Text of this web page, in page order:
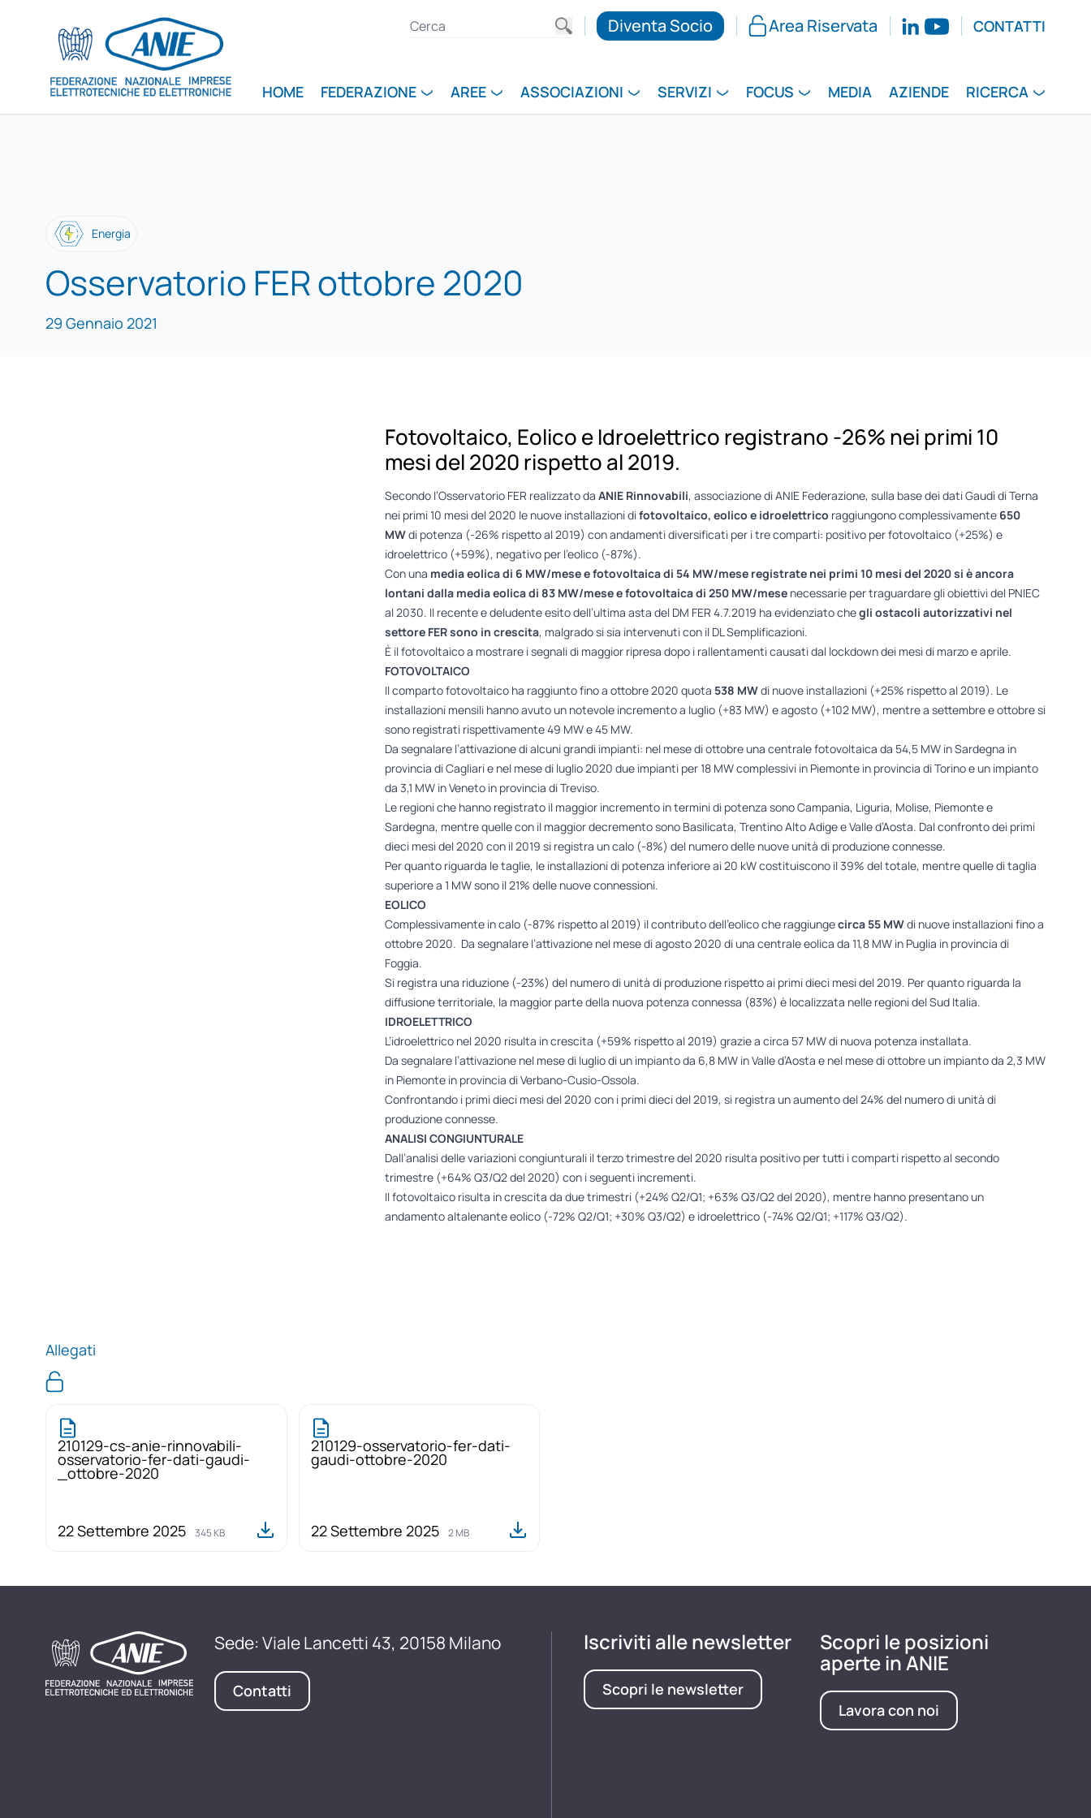
Diventa Socio Area Riservata CONTATTI
HOME FEDERAZIONE AREE ASSOCIAZIONI SERVIZI FOCUS MEDIA AZIENDE RICERCA
Energia
Osservatorio FER ottobre 2020
29 Gennaio 2021
Fotovoltaico, Eolico e Idroelettrico registrano -26% nei primi 10
mesi del 2020 rispetto al 2019.
Secondo l’Osservatorio FER realizzato da ANIE Rinnovabili, associazione di ANIE Federazione, sulla base dei dati Gaudì di Terna
nei primi 10 mesi del 2020 le nuove installazioni difotovoltaico, eolico e idroelettrico raggiungono complessivamente 650
MWdi potenza (-26% rispetto al 2019) con andamenti diversificati per i tre comparti: positivo per fotovoltaico (+25%) e
idroelettrico (+59%), negativo per l’eolico (-87%).
Con una media eolica di 6 MW/mese e fotovoltaica di 54 MW/mese registrate nei primi 10 mesi del 2020 si è ancora
lontani dalla media eolica di 83 MW/mese e fotovoltaica di 250 MW/mese necessarie per traguardare gli obiettivi del PNIEC
al 2030. Il recente e deludente esito dell’ultima asta del DM FER 4.7.2019 ha evidenziato chegli ostacoli autorizzativi nel
settore FER sono in crescita, malgrado si sia intervenuti con il DL Semplificazioni.
È il fotovoltaico a mostrare i segnali di maggior ripresa dopo i rallentamenti causati dal lockdown dei mesi di marzo e aprile.
FOTOVOLTAICO
Il comparto fotovoltaico ha raggiunto fino a ottobre 2020 quota 538 MWdi nuove installazioni (+25% rispetto al 2019). Le
installazioni mensili hanno avuto un notevole incremento a luglio (+83 MW) e agosto (+102 MW), mentre a settembre e ottobre si
sono registrati rispettivamente 49 MW e 45 MW.
Da segnalare l’attivazione di alcuni grandi impianti: nel mese di ottobre una centrale fotovoltaica da 54,5 MW in Sardegna in
provincia di Cagliari e nel mese di luglio 2020 due impianti per 18 MW complessivi in Piemonte in provincia di Torino e un impianto
da 3,1 MW in Veneto in provincia di Treviso.
Le regioni che hanno registrato il maggior incremento in termini di potenza sono Campania, Liguria, Molise, Piemonte e
Sardegna, mentre quelle con il maggior decremento sono Basilicata, Trentino Alto Adige e Valle d’Aosta. Dal confronto dei primi
dieci mesi del 2020 con il 2019 si registra un calo (-8%) del numero delle nuove unità di produzione connesse.
Per quanto riguarda le taglie, le installazioni di potenza inferiore ai 20 kW costituiscono il 39% del totale, mentre quelle di taglia
superiore a 1 MW sono il 21% delle nuove connessioni.
EOLICO
Complessivamente in calo (-87% rispetto al 2019) il contributo dell’eolico che raggiungecirca 55 MWdi nuove installazioni fino a
ottobre 2020. Da segnalare l’attivazione nel mese di agosto 2020 di una centrale eolica da 11,8 MW in Puglia in provincia di
Foggia.
Si registra una riduzione (-23%) del numero di unità di produzione rispetto ai primi dieci mesi del 2019. Per quanto riguarda la
diffusione territoriale, la maggior parte della nuova potenza connessa (83%) è localizzata nelle regioni del Sud Italia.
IDROELETTRICO
L’idroelettrico nel 2020 risulta in crescita (+59% rispetto al 2019) grazie a circa 57 MW di nuova potenza installata.
Da segnalare l’attivazione nel mese di luglio di un impianto da 6,8 MW in Valle d’Aosta e nel mese di ottobre un impianto da 2,3 MW
in Piemonte in provincia di Verbano-Cusio-Ossola.
Confrontando i primi dieci mesi del 2020 con i primi dieci del 2019, si registra un aumento del 24% del numero di unità di
produzione connesse.
ANALISI CONGIUNTURALE
Dall’analisi delle variazioni congiunturali il terzo trimestre del 2020 risulta positivo per tutti i comparti rispetto al secondo
trimestre (+64% Q3/Q2 del 2020) con i seguenti incrementi.
Il fotovoltaico risulta in crescita da due trimestri (+24% Q2/Q1; +63% Q3/Q2 del 2020), mentre hanno presentano un
andamento altalenante eolico (-72% Q2/Q1; +30% Q3/Q2) e idroelettrico (-74% Q2/Q1; +117% Q3/Q2).
Allegati
210129-cs-anie-rinnovabili-
osservatorio-fer-dati-gaudi-
_ottobre-2020
22 Settembre 2025 345 KB
210129-osservatorio-fer-dati-
gaudi-ottobre-2020
22 Settembre 2025 2 MB
Sede: Viale Lancetti 43, 20158 Milano
Contatti
Iscriviti alle newsletter
Scopri le newsletter
Scopri le posizioni
aperte in ANIE
Lavora con noi